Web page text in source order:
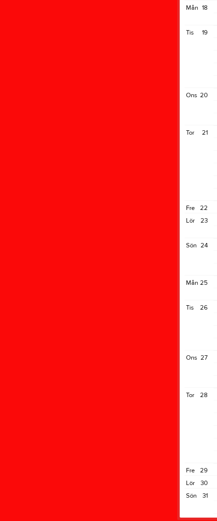
18
Mån
19
Tis
20
Ons
21
Tor
22
Fre
23
Lör
24
Sön
25
Mån
26
Tis
27
Ons
28
Tor
29
Fre
30
Lör
31
Sön